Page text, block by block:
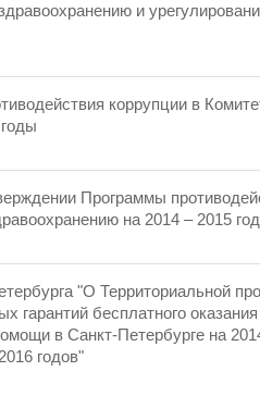
и
коррупции в
Программы
на 2014 – 2015
"О Территориальной
гарантий бесплатного
в Санкт-Петербурге на
годов"